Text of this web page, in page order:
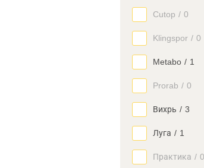
Cutop / 0
Klingspor / 0
Metabo / 1
Prorab / 0
Вихрь / 3
Луга / 1
Практика / 0